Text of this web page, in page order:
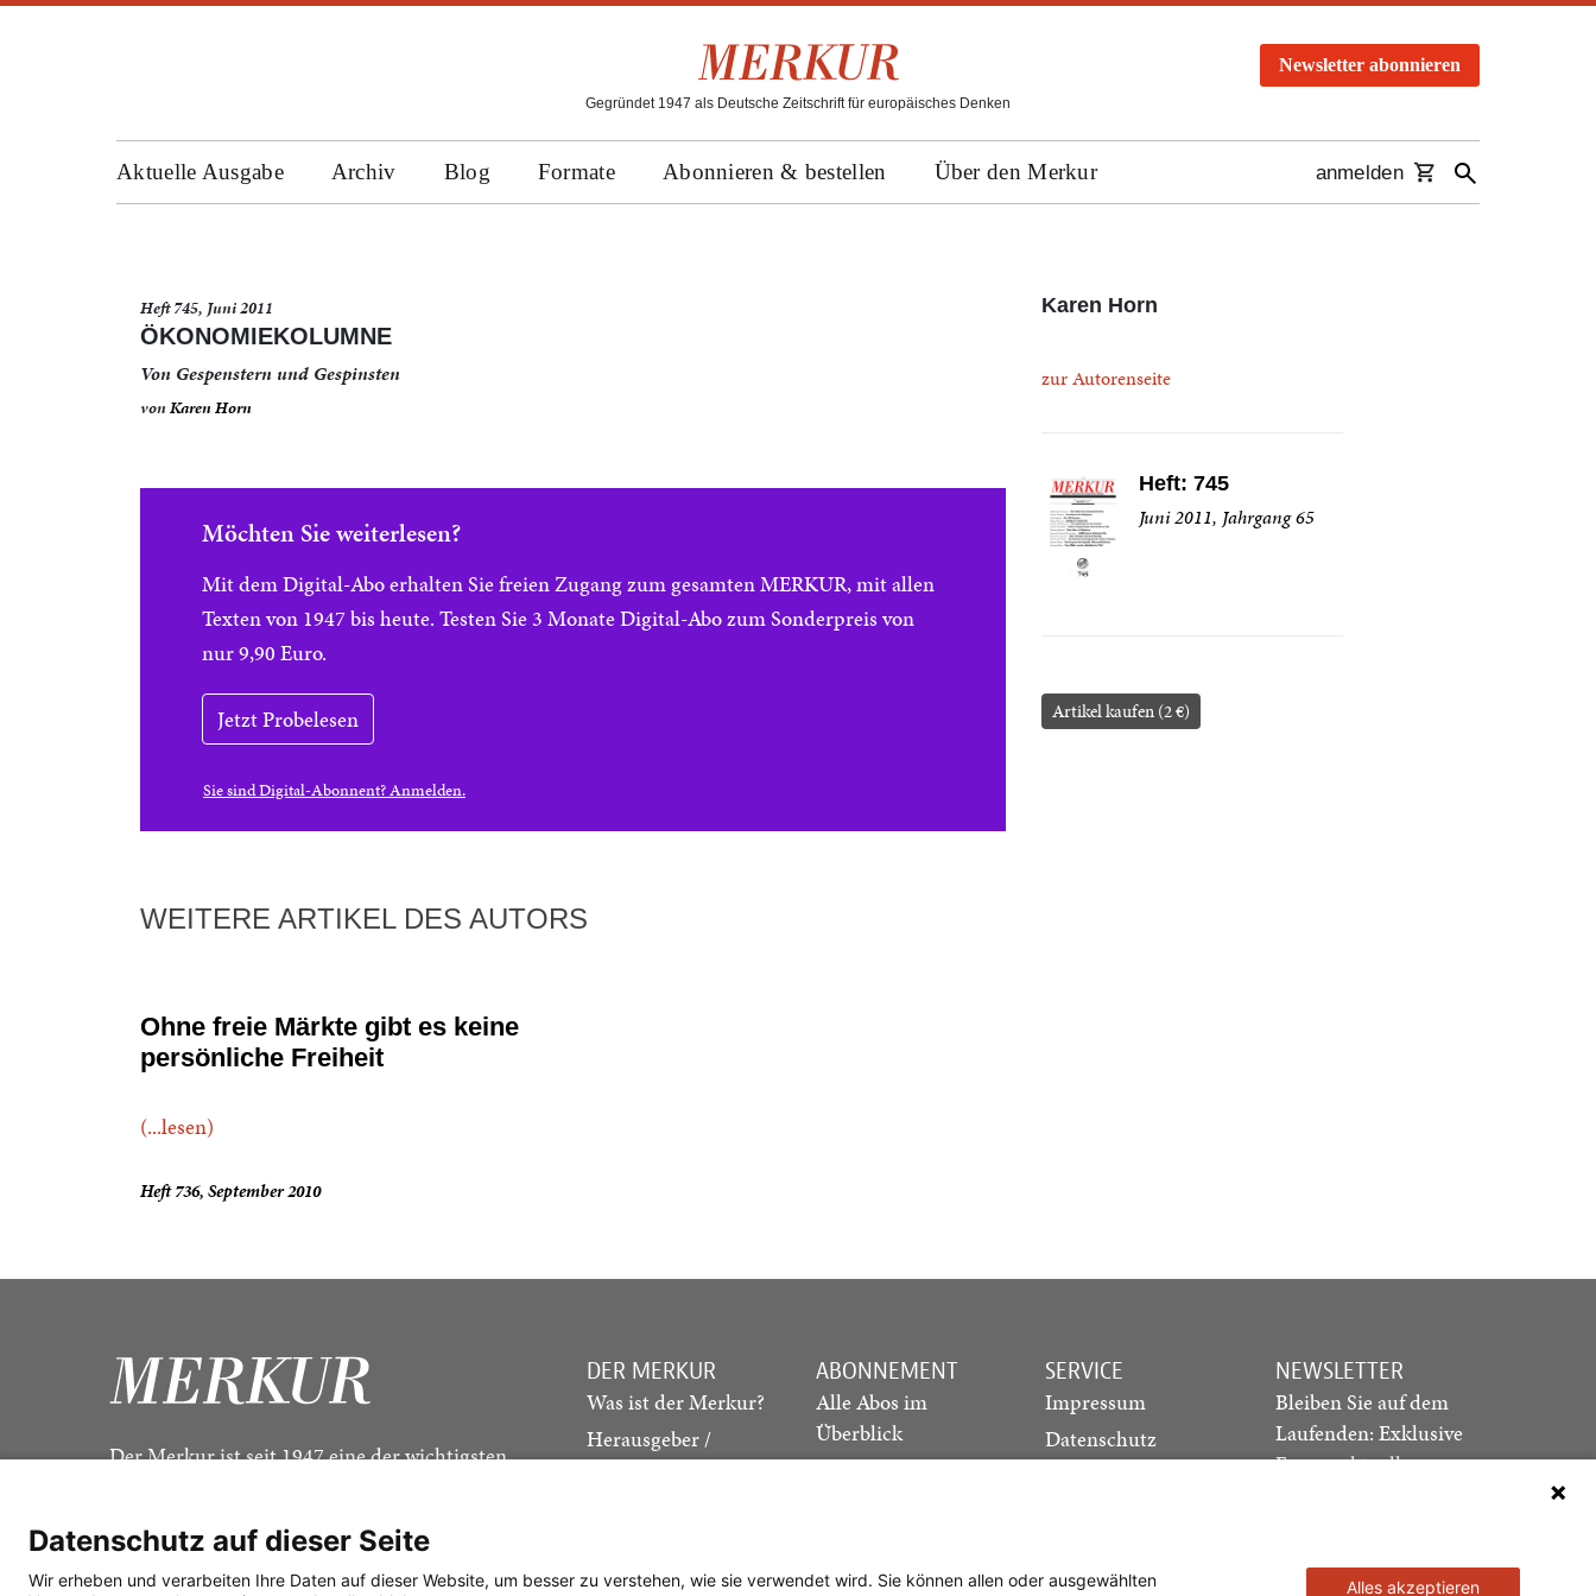
Gegründet 1947 als Deutsche Zeitschrift für europäisches Denken
Newsletter abonnieren
Aktuelle Ausgabe Archiv Blog Formate Abonnieren & bestellen Über den Merkur anmelden
Heft 745, Juni 2011
ÖKONOMIEKOLUMNE
Von Gespenstern und Gespinsten
vonKaren Horn
Möchten Sie weiterlesen?
Mit dem Digital-Abo erhalten Sie freien Zugang zum gesamten MERKUR, mit allen
Texten von 1947 bis heute. Testen Sie 3 Monate Digital-Abo zum Sonderpreis von
nur 9,90 Euro.
Jetzt Probelesen
Sie sind Digital-Abonnent? Anmelden.
Karen Horn
zur Autorenseite
Heft: 745
Juni 2011, Jahrgang 65
Artikel kaufen (2 €)
WEITERE ARTIKEL DES AUTORS
Ohne freie Märkte gibt es keine
persönliche Freiheit
(...lesen)
Heft 736, September 2010
Der Merkur ist seit 1947 eine der wichtigsten
DER MERKUR
Was ist der Merkur?
Herausgeber /
Redaktion
ABONNEMENT
Alle Abos im
Überblick
Print-Abo
Studierenden-Abo
SERVICE
Impressum
Datenschutz
NEWSLETTER
Bleiben Sie auf dem
Laufenden: Exklusive
Essays, aktuelle
Datenschutz auf dieser Seite
Wir erheben und verarbeiten Ihre Daten auf dieser Website, um besser zu verstehen, wie sie verwendet wird. Sie können allen oder ausgewählten
Alles akzeptieren